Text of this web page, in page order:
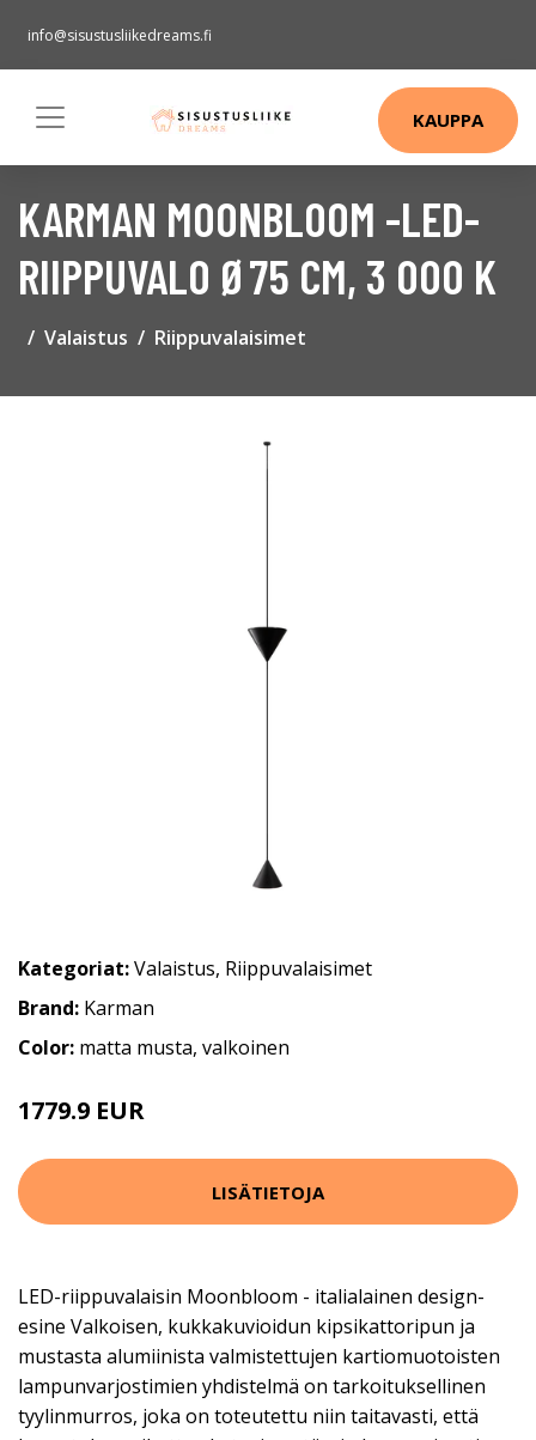
info@sisustusliikedreams.fi
KAUPPA
KARMAN MOONBLOOM -LED-
RIIPPUVALO Ø75 CM, 3 000 K
Valaistus Riippuvalaisimet
Kategoriat:Valaistus, Riippuvalaisimet
Brand: Karman
Color: matta musta, valkoinen
1779.9 EUR
LISÄTIETOJA
LED-riippuvalaisin Moonbloom - italialainen design-
esine Valkoisen, kukkakuvioidun kipsikattoripun ja
mustasta alumiinista valmistettujen kartiomuotoisten
lampunvarjostimien yhdistelmä on tarkoituksellinen
tyylinmurros, joka on toteutettu niin taitavasti, että